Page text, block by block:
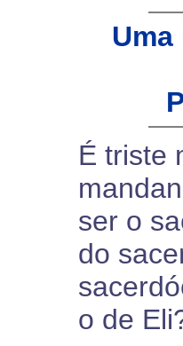
É triste
ser o
do
o de